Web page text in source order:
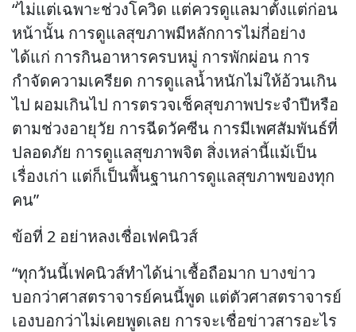
“ไม่แต่เฉพาะช่วงโควิด แต่ควรดูแลมาตั้งแต่ก่อน
หน้านั้น การดูแลสุขภาพมีหลักการไม่กี่อย่าง
ได้แก่ การกินอาหารครบหมู่ การพักผ่อน การ
กำจัดความเครียด การดูแลน้ำหนักไม่ให้อ้วนเกิน
ไป ผอมเกินไป การตรวจเช็คสุขภาพประจำปีหรือ
ตามช่วงอายุวัย การฉีดวัคซีน การมีเพศสัมพันธ์ที่
ปลอดภัย การดูแลสุขภาพจิต สิ่งเหล่านี้แม้เป็น
เรื่องเก่า แต่ก็เป็นพื้นฐานการดูแลสุขภาพของทุก
คน”
ข้อที่ 2 อย่าหลงเชื่อเฟคนิวส์
“ทุกวันนี้เฟคนิวส์ทำได้น่าเชื้อถือมาก บางข่าว
บอกว่าศาสตราจารย์คนนี้พูด แต่ตัวศาสตราจารย์
เองบอกว่าไม่เคยพูดเลย การจะเชื่อข่าวสารอะไร